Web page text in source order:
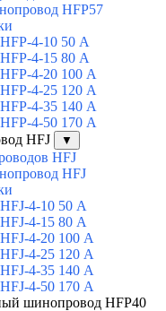
HFP57
4-10 50 А
4-15 80 А
4-20 100 А
4-25 120 А
4-35 140 А
4-50 170 А
HFJ
▼
HFJ
HFJ
4-10 50 А
4-15 80 А
4-20 100 А
4-25 120 А
4-35 140 А
4-50 170 А
шинопровод HFP40